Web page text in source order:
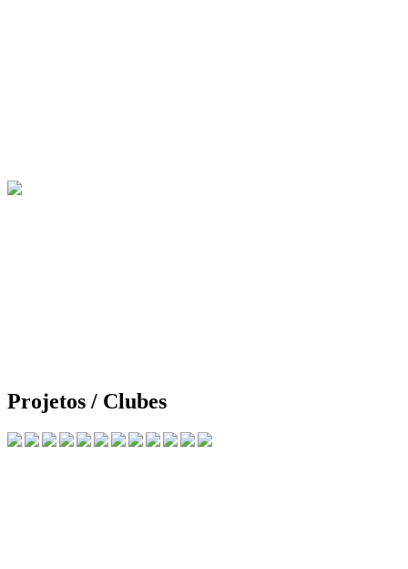
Projetos / Clubes